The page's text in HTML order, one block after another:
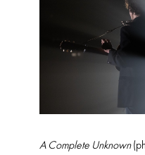
A Complete Unknown